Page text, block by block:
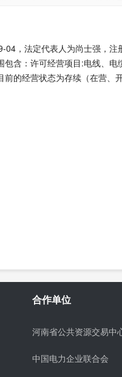
04，法定代表人为尚士强，
含：许可经营项目:电线、
前的经营状态为存续（在营、
合作单位
河南省公共资源交易中
中国电力企业联合会